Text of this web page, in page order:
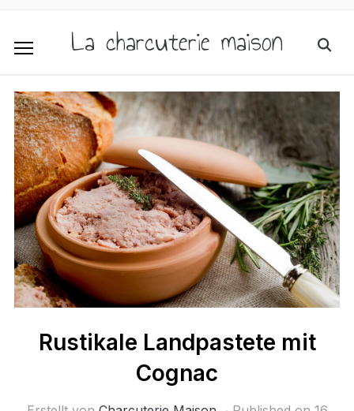
La charcuterie maison
Rustikale Landpastete mit
Cognac